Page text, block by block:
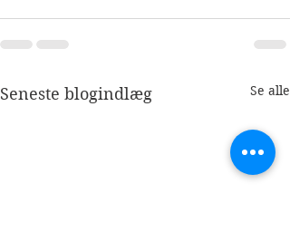
Seneste blogindlæg Se alle